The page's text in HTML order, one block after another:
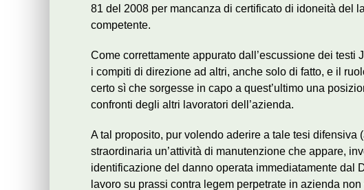
81 del 2008 per mancanza di certificato di idoneità del
competente.
Come correttamente appurato dall’escussione dei testi
i compiti di direzione ad altri, anche solo di fatto, e il
certo sì che sorgesse in capo a quest’ultimo una
confronti degli altri lavoratori dell’azienda.
A tal proposito, pur volendo aderire a tale tesi difensiva
straordinaria un’attività di manutenzione che appare,
identificazione del danno operata immediatamente dal
lavoro su prassi contra legem perpetrate in azienda